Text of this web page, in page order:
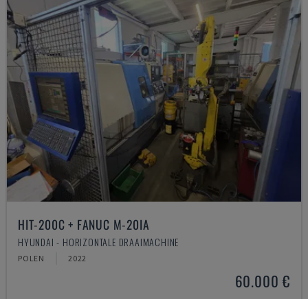
HIT-200C + FANUC M-20IA
HYUNDAI - HORIZONTALE DRAAIMACHINE
POLEN 2022
60.000 €